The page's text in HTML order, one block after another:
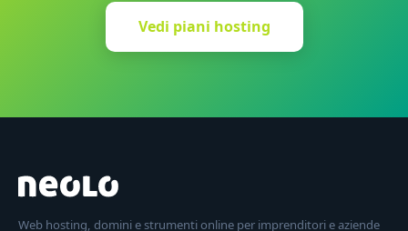
Vedi piani hosting
Web hosting, domini e strumenti online per imprenditori e aziende